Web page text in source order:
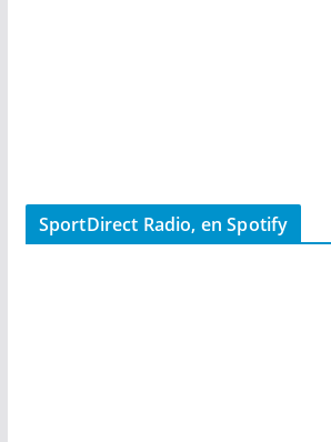
SportDirect Radio, en Spotify